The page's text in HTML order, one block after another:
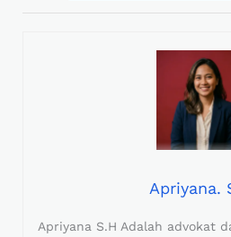
Apriyana.
Apriyana S.H Adalah advokat